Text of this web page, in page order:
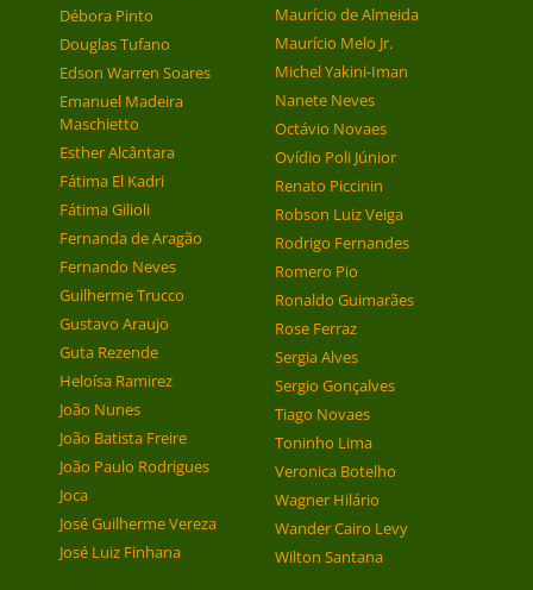
Débora Pinto
Douglas Tufano
Edson Warren Soares
Emanuel Madeira
Maschietto
Esther Alcântara
Fátima El Kadri
Fátima Gilioli
Fernanda de Aragão
Fernando Neves
Guilherme Trucco
Gustavo Araujo
Guta Rezende
Heloísa Ramirez
João Nunes
João Batista Freire
João Paulo Rodrigues
Joca
José Guilherme Vereza
José Luiz Finhana
Maurício de Almeida
Maurício Melo Jr.
Michel Yakini-Iman
Nanete Neves
Octávio Novaes
Ovídio Poli Júnior
Renato Piccinin
Robson Luiz Veiga
Rodrigo Fernandes
Romero Pio
Ronaldo Guimarães
Rose Ferraz
Sergia Alves
Sergio Gonçalves
Tiago Novaes
Toninho Lima
Veronica Botelho
Wagner Hilário
Wander Cairo Levy
Wilton Santana